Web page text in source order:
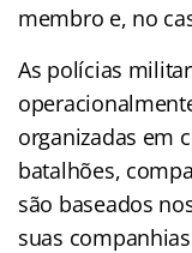
membro e, no
As polícias
organizadas em
batalhões,
são baseados
suas